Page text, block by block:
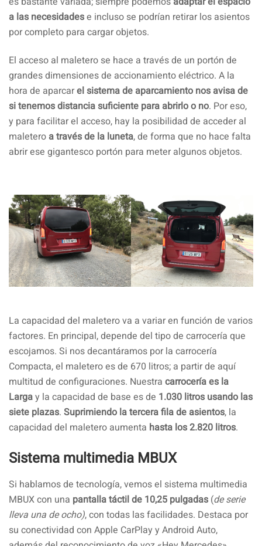
a las necesidadese incluso se podrían retirar los asientos
por completo para cargar objetos.
El acceso al maletero se hace a través de un portón de
grandes dimensiones de accionamiento eléctrico. A la
hora de aparcarel sistema de aparcamiento nos avisa de
si tenemos distancia suficiente para abrirlo o no. Por eso,
y para facilitar el acceso, hay la posibilidad de acceder al
maletero a través de la luneta, de forma que no hace falta
abrir ese gigantesco portón para meter algunos objetos.
La capacidad del maletero va a variar en función de varios
factores. En principal, depende del tipo de carrocería que
escojamos. Si nos decantáramos por la carrocería
Compacta, el maletero es de 670 litros; a partir de aquí
multitud de configuraciones. Nuestra carrocería es la
Largay la capacidad de base es de 1.030 litros usando las
siete plazas. Suprimiendo la tercera fila de asientos, la
capacidad del maletero aumenta hasta los 2.820 litros.
Sistema multimedia MBUX
Si hablamos de tecnología, vemos el sistema multimedia
MBUX con una pantalla táctil de 10,25 pulgadas (de serie
lleva una de ocho), con todas las facilidades. Destaca por
su conectividad con Apple CarPlay y Android Auto,